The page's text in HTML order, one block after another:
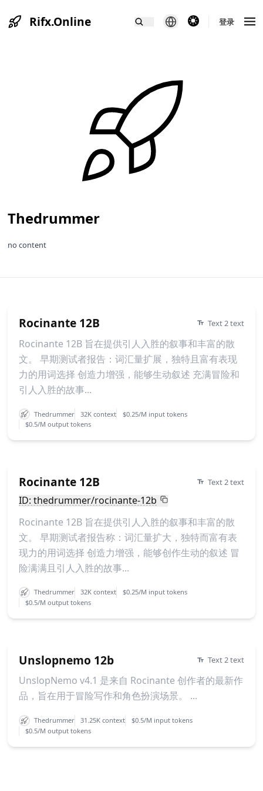
Rifx.Online theme switcher登录
Thedrummer
no content
Rocinante 12B Text 2 text
Rocinante 12B 旨在提供引人入胜的叙事和丰富的散
文。 早期测试者报告：词汇量扩展，独特且富有表现
力的用词选择 创造力增强，能够生动叙述 充满冒险和
引人入胜的故事...
Thedrummer 32K context
$0.25/M input tokens
$0.5/M output tokens
Rocinante 12B Text 2 text
ID: thedrummer/rocinante-12b
Rocinante 12B 旨在提供引人入胜的叙事和丰富的散
文。 早期测试者报告称：词汇量扩大，独特而富有表
现力的用词选择 创造力增强，能够创作生动的叙述 冒
险满满且引人入胜的故事...
Thedrummer 32K context
$0.25/M input tokens
$0.5/M output tokens
Unslopnemo 12b Text 2 text
UnslopNemo v4.1 是来自 Rocinante 创作者的最新作
品，旨在用于冒险写作和角色扮演场景。 ...
Thedrummer 31.25K context
$0.5/M input tokens
$0.5/M output tokens